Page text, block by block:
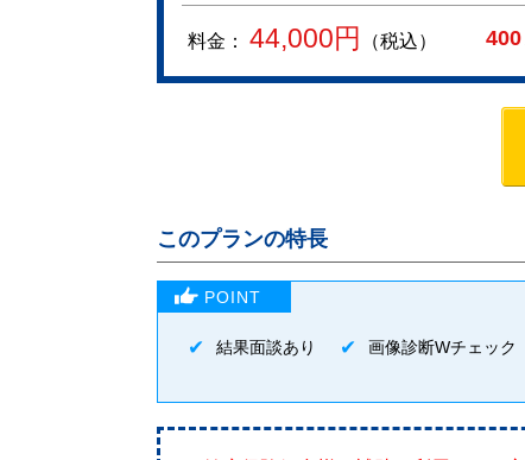
料金： 44,000円 （税込） 400
このプランの特長
結果面談あり 画像診断Wチェック